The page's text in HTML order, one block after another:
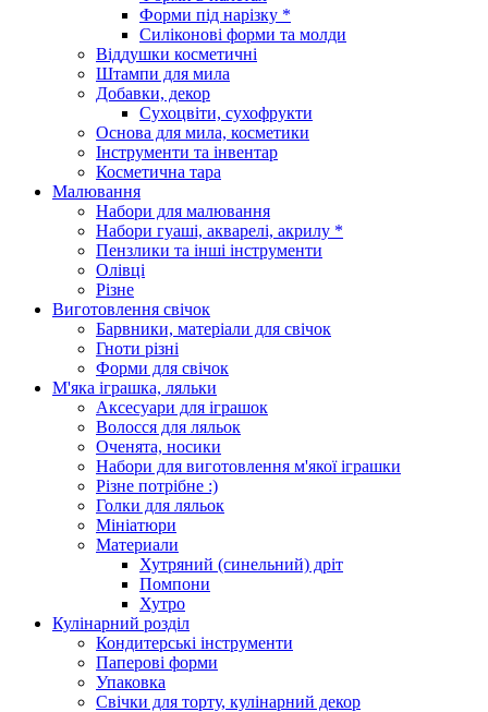
Форми під нарізку *
Силіконові форми та молди
Віддушки косметичні
Штампи для мила
Добавки, декор
Сухоцвіти, сухофрукти
Основа для мила, косметики
Інструменти та інвентар
Косметична тара
Малювання
Набори для малювання
Набори гуаші, акварелі, акрилу *
Пензлики та інші інструменти
Олівці
Різне
Виготовлення свічок
Барвники, матеріали для свічок
Гноти різні
Форми для свічок
М'яка іграшка, ляльки
Аксесуари для іграшок
Волосся для ляльок
Оченята, носики
Набори для виготовлення м'якої іграшки
Різне потрібне :)
Голки для ляльок
Мініатюри
Материали
Хутряний (синельний) дріт
Помпони
Хутро
Кулінарний розділ
Кондитерські інструменти
Паперові форми
Упаковка
Свічки для торту, кулінарний декор